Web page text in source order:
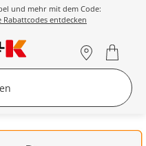
und mehr mit dem Code:
Rabattcodes entdecken